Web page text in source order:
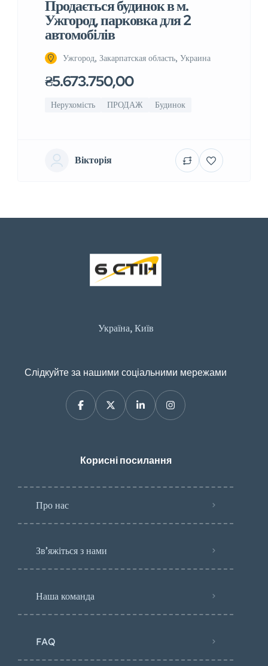
Продається будинок в м.
Ужгород, парковка для 2
автомобілів
Ужгород, Закарпатская область, Украина
₴5.673.750,00
Нерухомість ПРОДАЖ Будинок
Вікторія
Україна, Київ
Слідкуйте за нашими соціальними мережами
Корисні посилання
Про нас
Зв’яжіться з нами
Наша команда
FAQ